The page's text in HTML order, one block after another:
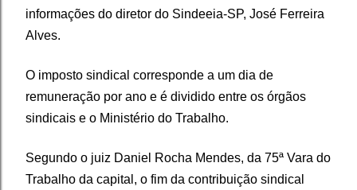
informações do diretor do Sindeeia-SP, José Ferreira
Alves.
O imposto sindical corresponde a um dia de
remuneração por ano e é dividido entre os órgãos
sindicais e o Ministério do Trabalho.
Segundo o juiz Daniel Rocha Mendes, da 75ª Vara do
Trabalho da capital, o fim da contribuição sindical